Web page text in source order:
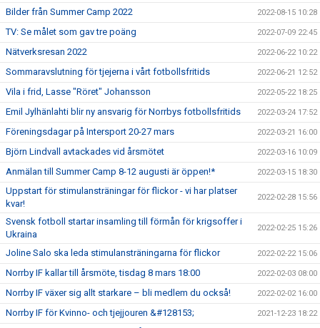
Bilder från Summer Camp 2022 2022-08-15 10:28
TV: Se målet som gav tre poäng 2022-07-09 22:45
Nätverksresan 2022 2022-06-22 10:22
Sommaravslutning för tjejerna i vårt fotbollsfritids 2022-06-21 12:52
Vila i frid, Lasse "Röret" Johansson 2022-05-22 18:25
Emil Jylhänlahti blir ny ansvarig för Norrbys fotbollsfritids 2022-03-24 17:52
Föreningsdagar på Intersport 20-27 mars 2022-03-21 16:00
Björn Lindvall avtackades vid årsmötet 2022-03-16 10:09
Anmälan till Summer Camp 8-12 augusti är öppen!* 2022-03-15 18:30
Uppstart för stimulansträningar för flickor - vi har platser
kvar!
2022-02-28 15:56
Svensk fotboll startar insamling till förmån för krigsoffer i
Ukraina
2022-02-25 15:26
Joline Salo ska leda stimulansträningarna för flickor 2022-02-22 15:06
Norrby IF kallar till årsmöte, tisdag 8 mars 18:00 2022-02-03 08:00
Norrby IF växer sig allt starkare – bli medlem du också! 2022-02-02 16:00
Norrby IF för Kvinno- och tjejjouren &#128153; 2021-12-23 18:22